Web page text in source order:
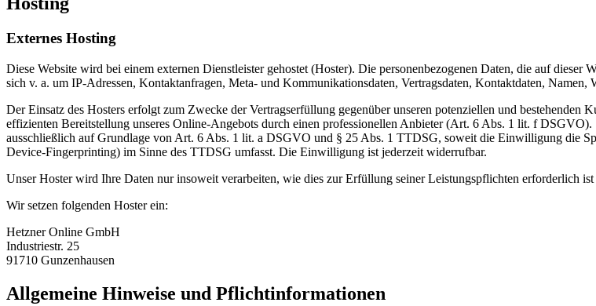
Externes Hosting
Diese Website wird bei einem externen Dienstleister gehostet (Hoster). Die personenbezogenen Daten, die auf dieser
sich v. a. um IP-Adressen, Kontaktanfragen, Meta- und Kommunikationsdaten, Vertragsdaten, Kontaktdaten,
Der Einsatz des Hosters erfolgt zum Zwecke der Vertragserfüllung gegenüber unseren potenziellen und
effizienten Bereitstellung unseres Online-Angebots durch einen professionellen Anbieter (Art. 6 Abs. 1 lit. f
ausschließlich auf Grundlage von Art. 6 Abs. 1 lit. a DSGVO und § 25 Abs. 1 TTDSG, soweit die Einwilligung die
Device-Fingerprinting) im Sinne des TTDSG umfasst. Die Einwilligung ist jederzeit widerrufbar.
Unser Hoster wird Ihre Daten nur insoweit verarbeiten, wie dies zur Erfüllung seiner Leistungspflichten erforderlich
Wir setzen folgenden Hoster ein:
Hetzner Online GmbH
Industriestr. 25
91710 Gunzenhausen
Allgemeine Hinweise und Pflicht­informationen